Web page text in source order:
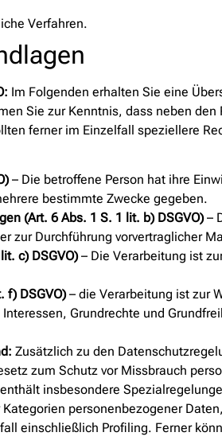
Verfahren.
Im Folgenden erhalten Sie eine
Sie zur Kenntnis, dass neben
ferner im Einzelfall speziellere
– Die betroffene Person hat ihre
bestimmte Zwecke gegeben.
(Art. 6 Abs. 1 S. 1 lit. b) DSGVO)–
zur Durchführung vorvertraglicher
c) DSGVO)– Die Verarbeitung ist
f) DSGVO)– die Verarbeitung ist zur
Grundrechte und
Zusätzlich zu den
zum Schutz vor Missbrauch
insbesondere
personenbezogener
einschließlich Profiling. Ferner